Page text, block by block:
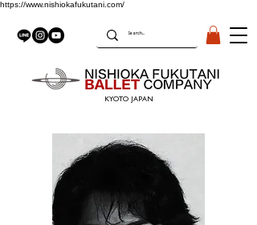
https://www.nishiokafukutani.com/
KYOTO JAPAN